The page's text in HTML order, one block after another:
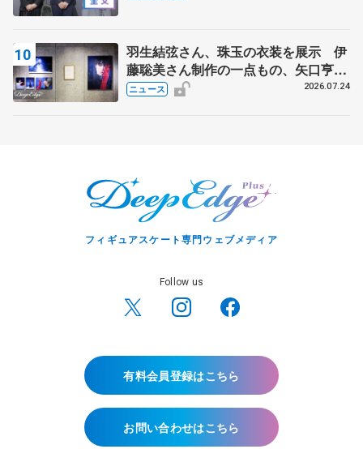
羽生結弦さん、珠玉の衣装を展示 伊
藤聡美さん制作の一点もの、矢口亨さ
んが撮影
ニュース 2026.07.24
フィギュアスケート専門ウェブメディア
Follow us
有料会員登録はこちら
お問い合わせはこちら